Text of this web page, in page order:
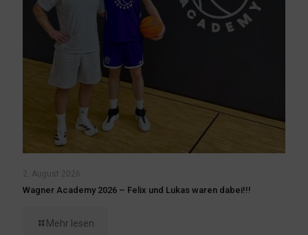
2. August 2026
Wagner Academy 2026 – Felix und Lukas waren dabei!!!
Mehr lesen